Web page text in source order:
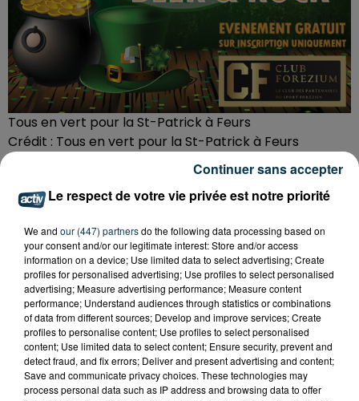
Tous en vert pour la St-Patrick à Feurs
Crédit : Tous en vert pour la St-Patrick à Feurs
Organisateur
https://my.weezevent.com/tous-
en-vert-pour-la-st-patrick
Ajouter à votre calendrier
Date
du16 mars 2024 à 18h00
au16 mars 2024 à 23h30
Le respect de votre vie privée est notre priorité
We and our (447) partnersdo the following data processing based on
your consent and/or our legitimate interest: Store and/or access
information on a device; Use limited data to select advertising; Create
profiles for personalised advertising; Use profiles to select personalised
advertising; Measure advertising performance; Measure content
performance; Understand audiences through statistics or combinations
of data from different sources; Develop and improve services; Create
profiles to personalise content; Use profiles to select personalised
content; Use limited data to select content; Ensure security, prevent and
detect fraud, and fix errors; Deliver and present advertising and content;
Save and communicate privacy choices. These technologies may
process personal data such as IP address and browsing data to offer
Continuer sans accepter